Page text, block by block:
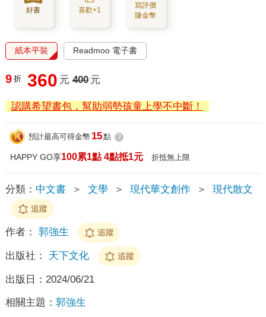
好書 喜歡+1
寫評價
賺金幣
紙本平裝 Readmoo 電子書
9 折 360 元 400 元
認購希望書包，幫助弱勢孩童上學不中斷！
預計最高可得金幣 15點 ?
HAPPY GO享100累1點 4點抵1元 折抵無上限
分類： 中文書 ＞ 文學 ＞ 現代華文創作 ＞ 現代散文
追蹤
作者： 郭強生 追蹤
出版社： 天下文化 追蹤
出版日： 2024/06/21
相關主題： 郭強生